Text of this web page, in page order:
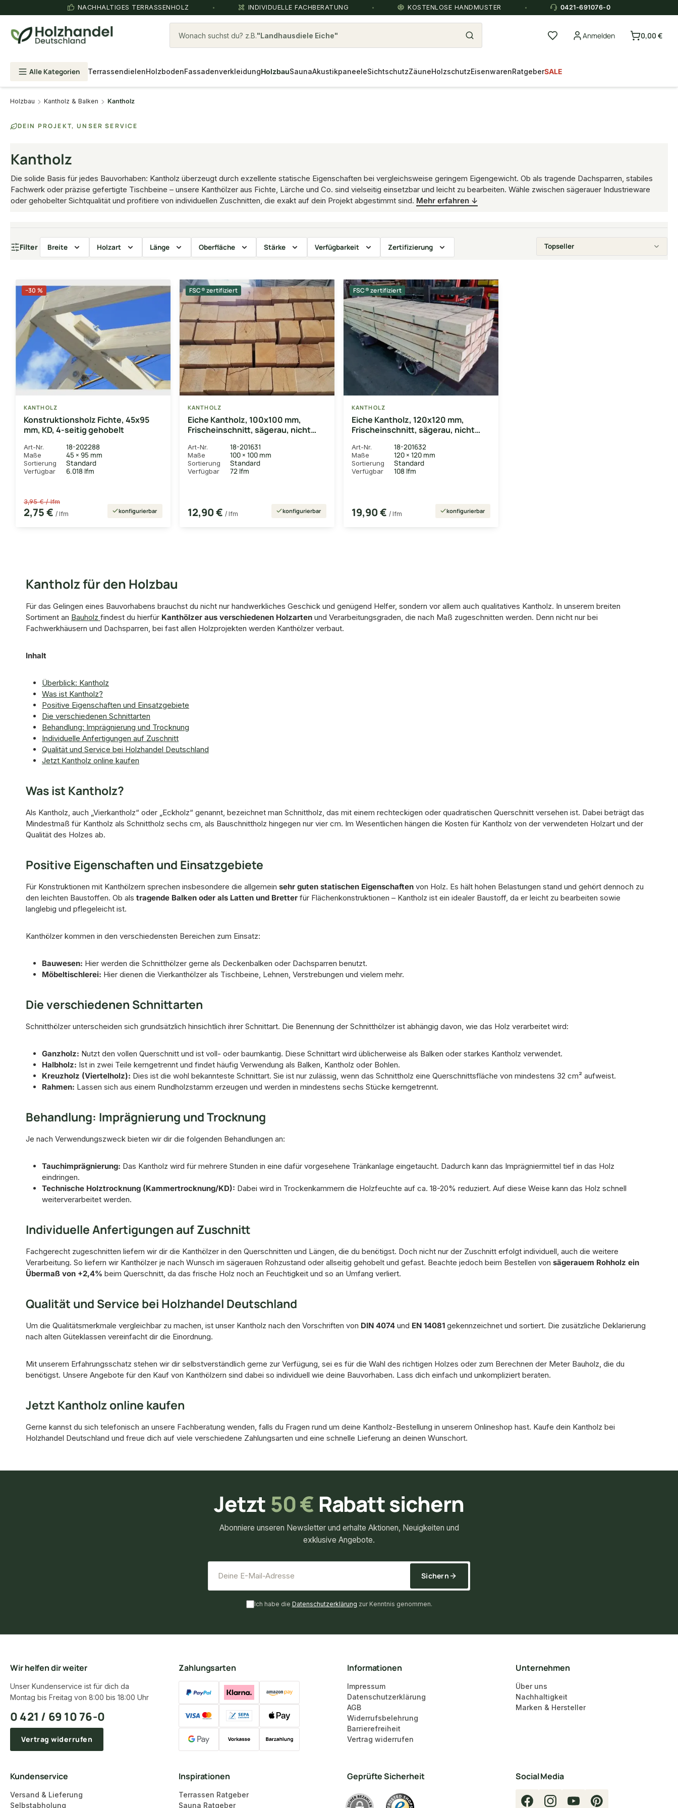
NACHHALTIGES TERRASSENHOLZ INDIVIDUELLE FACHBERATUNG KOSTENLOSE HANDMUSTER 0421-691076-0
Wonach suchst du? z.B. thermoesche Anmelden 0,00 €
Alle Kategorien TerrassendielenHolzbodenFassadenverkleidungHolzbauSaunaAkustikpaneeleSichtschutzZäuneHolzschutzEisenwarenRatgeberSALE
Holzbau Kantholz & Balken Kantholz
DEIN PROJEKT, UNSER SERVICE
Kantholz
Die solide Basis für jedes Bauvorhaben: Kantholz überzeugt durch exzellente statische Eigenschaften bei vergleichsweise geringem Eigengewicht. Ob als tragende Dachsparren, stabiles
Fachwerk oder präzise gefertigte Tischbeine – unsere Kanthölzer aus Fichte, Lärche und Co. sind vielseitig einsetzbar und leicht zu bearbeiten. Wähle zwischen sägerauer Industrieware
oder gehobelter Sichtqualität und profitiere von individuellen Zuschnitten, die exakt auf dein Projekt abgestimmt sind. Mehr erfahren ↓
Filter Breite Holzart Länge Oberfläche Stärke Verfügbarkeit Zertifizierung
−30 %
KANTHOLZ
Konstruktionsholz Fichte, 45x95
mm, KD, 4-seitig gehobelt
Art-Nr. 18-202288
Maße 45 × 95 mm
Sortierung Standard
Verfügbar 6.018 lfm
3,95 € / lfm
2,75 € / lfm konfigurierbar
FSC® zertifiziert
KANTHOLZ
Eiche Kantholz, 100x100 mm,
Frischeinschnitt, sägerau, nicht
Art-Nr. 18-201631
Maße 100 × 100 mm
Sortierung Standard
Verfügbar 72 lfm
12,90 € / lfm konfigurierbar
FSC® zertifiziert
KANTHOLZ
Eiche Kantholz, 120x120 mm,
Frischeinschnitt, sägerau, nicht
Art-Nr. 18-201632
Maße 120 × 120 mm
Sortierung Standard
Verfügbar 108 lfm
19,90 € / lfm konfigurierbar
Kantholz für den Holzbau
Für das Gelingen eines Bauvorhabens brauchst du nicht nur handwerkliches Geschick und genügend Helfer, sondern vor allem auch qualitatives Kantholz. In unserem breiten
Sortiment an Bauholz findest du hierfür Kanthölzer aus verschiedenen Holzarten und Verarbeitungsgraden, die nach Maß zugeschnitten werden. Denn nicht nur bei
Fachwerkhäusern und Dachsparren, bei fast allen Holzprojekten werden Kanthölzer verbaut.
Inhalt
Überblick: Kantholz
Was ist Kantholz?
Positive Eigenschaften und Einsatzgebiete
Die verschiedenen Schnittarten
Behandlung: Imprägnierung und Trocknung
Individuelle Anfertigungen auf Zuschnitt
Qualität und Service bei Holzhandel Deutschland
Jetzt Kantholz online kaufen
Was ist Kantholz?
Als Kantholz, auch „Vierkantholz“ oder „Eckholz“ genannt, bezeichnet man Schnittholz, das mit einem rechteckigen oder quadratischen Querschnitt versehen ist. Dabei beträgt das
Mindestmaß für Kantholz als Schnittholz sechs cm, als Bauschnittholz hingegen nur vier cm. Im Wesentlichen hängen die Kosten für Kantholz von der verwendeten Holzart und der
Qualität des Holzes ab.
Positive Eigenschaften und Einsatzgebiete
Für Konstruktionen mit Kanthölzern sprechen insbesondere die allgemein sehr guten statischen Eigenschaften von Holz. Es hält hohen Belastungen stand und gehört dennoch zu
den leichten Baustoffen. Ob als tragende Balken oder als Latten und Bretter für Flächenkonstruktionen – Kantholz ist ein idealer Baustoff, da er leicht zu bearbeiten sowie
langlebig und pflegeleicht ist.
Kanthölzer kommen in den verschiedensten Bereichen zum Einsatz:
Bauwesen: Hier werden die Schnitthölzer gerne als Deckenbalken oder Dachsparren benutzt.
Möbeltischlerei: Hier dienen die Vierkanthölzer als Tischbeine, Lehnen, Verstrebungen und vielem mehr.
Die verschiedenen Schnittarten
Schnitthölzer unterscheiden sich grundsätzlich hinsichtlich ihrer Schnittart. Die Benennung der Schnitthölzer ist abhängig davon, wie das Holz verarbeitet wird:
Ganzholz: Nutzt den vollen Querschnitt und ist voll- oder baumkantig. Diese Schnittart wird üblicherweise als Balken oder starkes Kantholz verwendet.
Halbholz: Ist in zwei Teile kerngetrennt und findet häufig Verwendung als Balken, Kantholz oder Bohlen.
Kreuzholz (Viertelholz): Dies ist die wohl bekannteste Schnittart. Sie ist nur zulässig, wenn das Schnittholz eine Querschnittsfläche von mindestens 32 cm² aufweist.
Rahmen: Lassen sich aus einem Rundholzstamm erzeugen und werden in mindestens sechs Stücke kerngetrennt.
Behandlung: Imprägnierung und Trocknung
Je nach Verwendungszweck bieten wir dir die folgenden Behandlungen an:
Tauchimprägnierung: Das Kantholz wird für mehrere Stunden in eine dafür vorgesehene Tränkanlage eingetaucht. Dadurch kann das Imprägniermittel tief in das Holz
eindringen.
Technische Holztrocknung (Kammertrocknung/KD): Dabei wird in Trockenkammern die Holzfeuchte auf ca. 18-20% reduziert. Auf diese Weise kann das Holz schnell
weiterverarbeitet werden.
Individuelle Anfertigungen auf Zuschnitt
Fachgerecht zugeschnitten liefern wir dir die Kanthölzer in den Querschnitten und Längen, die du benötigst. Doch nicht nur der Zuschnitt erfolgt individuell, auch die weitere
Verarbeitung. So liefern wir Kanthölzer je nach Wunsch im sägerauen Rohzustand oder allseitig gehobelt und gefast. Beachte jedoch beim Bestellen von sägerauem Rohholz ein
Übermaß von +2,4% beim Querschnitt, da das frische Holz noch an Feuchtigkeit und so an Umfang verliert.
Qualität und Service bei Holzhandel Deutschland
Um die Qualitätsmerkmale vergleichbar zu machen, ist unser Kantholz nach den Vorschriften von DIN 4074 und EN 14081 gekennzeichnet und sortiert. Die zusätzliche Deklarierung
nach alten Güteklassen vereinfacht dir die Einordnung.
Mit unserem Erfahrungsschatz stehen wir dir selbstverständlich gerne zur Verfügung, sei es für die Wahl des richtigen Holzes oder zum Berechnen der Meter Bauholz, die du
benötigst. Unsere Angebote für den Kauf von Kanthölzern sind dabei so individuell wie deine Bauvorhaben. Lass dich einfach und unkompliziert beraten.
Jetzt Kantholz online kaufen
Gerne kannst du sich telefonisch an unsere Fachberatung wenden, falls du Fragen rund um deine Kantholz-Bestellung in unserem Onlineshop hast. Kaufe dein Kantholz bei
Holzhandel Deutschland und freue dich auf viele verschiedene Zahlungsarten und eine schnelle Lieferung an deinen Wunschort.
Jetzt 50 € Rabatt sichern
Abonniere unseren Newsletter und erhalte Aktionen, Neuigkeiten und
exklusive Angebote.
Sichern
Ich habe die Datenschutzerklärung zur Kenntnis genommen.
Wir helfen dir weiter
Unser Kundenservice ist für dich da
Montag bis Freitag von 8:00 bis 18:00 Uhr
0 421 / 69 10 76-0
Vertrag widerrufen
Zahlungsarten Informationen
Impressum
Datenschutzerklärung
AGB
Widerrufsbelehrung
Barrierefreiheit
Vertrag widerrufen
Unternehmen
Über uns
Nachhaltigkeit
Marken & Hersteller
Kundenservice
Versand & Lieferung
Selbstabholung
Inspirationen
Terrassen Ratgeber
Sauna Ratgeber
Geprüfte Sicherheit Social Media
FacebookInstagramYouTubePinterest